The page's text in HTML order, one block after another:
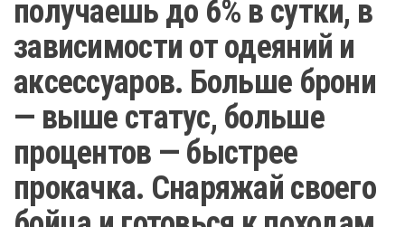
получаешь до 6% в сутки, в
зависимости от одеяний и
аксессуаров. Больше брони
— выше статус, больше
процентов — быстрее
прокачка. Снаряжай своего